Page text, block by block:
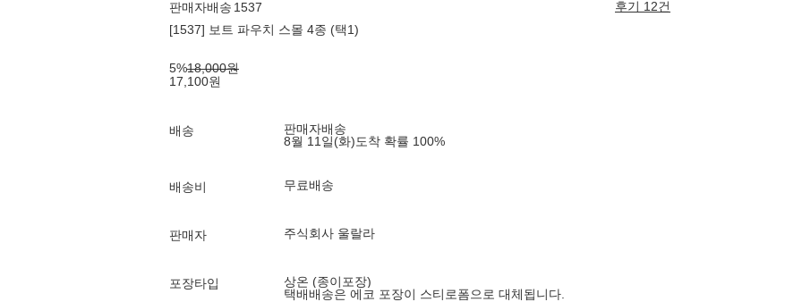
판매자배송 1537
후기 12건
[1537] 보트 파우치 스몰 4종 (택1)
5%18,000원
17,100원
배송
판매자배송
8월 11일(화)도착 확률 100%
배송비 무료배송
판매자 주식회사 울랄라
포장타입
상온 (종이포장)
택배배송은 에코 포장이 스티로폼으로 대체됩니다.